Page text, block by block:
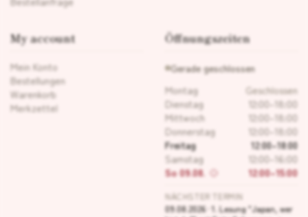
My account
Mein Konto
Bestellungen
Warenkorb
Merkzettel
Öffnungszeiten
Gerade geschlossen
Montag
Geschlossen
Dienstag
12:00–18:00
Mittwoch
12:00–18:00
Donnerstag
12:00–18:00
Freitag
12:00–18:00
Samstag
12:00–16:00
So 09.08.
12:00–15:00
NÄCHSTER TERMIN
09.08.2026 · 1. Lesung "Japan, wer